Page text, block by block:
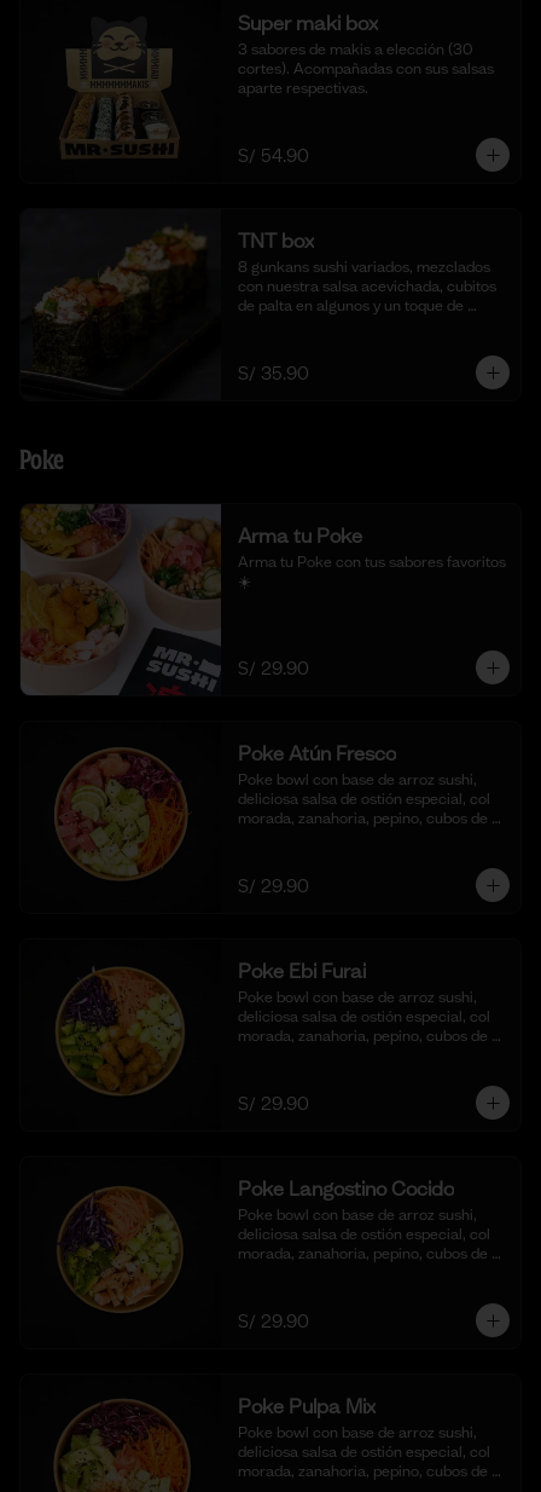
Super maki box
3 sabores de makis a elección (30
cortes). Acompañadas con sus salsas
aparte respectivas.
S/ 54.90
TNT box
8 gunkans sushi variados, mezclados
con nuestra salsa acevichada, cubitos
de palta en algunos y un toque de
S/ 35.90
Poke
Arma tu Poke
Arma tu Poke con tus sabores favoritos
☀️
S/ 29.90
Poke Atún Fresco
Poke bowl con base de arroz sushi,
deliciosa salsa de ostión especial, col
morada, zanahoria, pepino, cubos de
S/ 29.90
Poke Ebi Furai
Poke bowl con base de arroz sushi,
deliciosa salsa de ostión especial, col
morada, zanahoria, pepino, cubos de
S/ 29.90
Poke Langostino Cocido
Poke bowl con base de arroz sushi,
deliciosa salsa de ostión especial, col
morada, zanahoria, pepino, cubos de
S/ 29.90
Poke Pulpa Mix
Poke bowl con base de arroz sushi,
deliciosa salsa de ostión especial, col
morada, zanahoria, pepino, cubos de